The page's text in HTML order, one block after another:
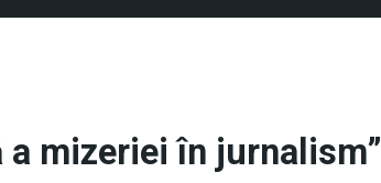
a mizeriei în jurnalism”